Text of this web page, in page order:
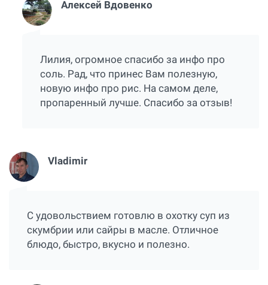
Алексей Вдовенко
Лилия, огромное спасибо за инфо про
соль. Рад, что принес Вам полезную,
новую инфо про рис. На самом деле,
пропаренный лучше. Спасибо за отзыв!
Vladimir
С удовольствием готовлю в охотку суп из
скумбрии или сайры в масле. Отличное
блюдо, быстро, вкусно и полезно.